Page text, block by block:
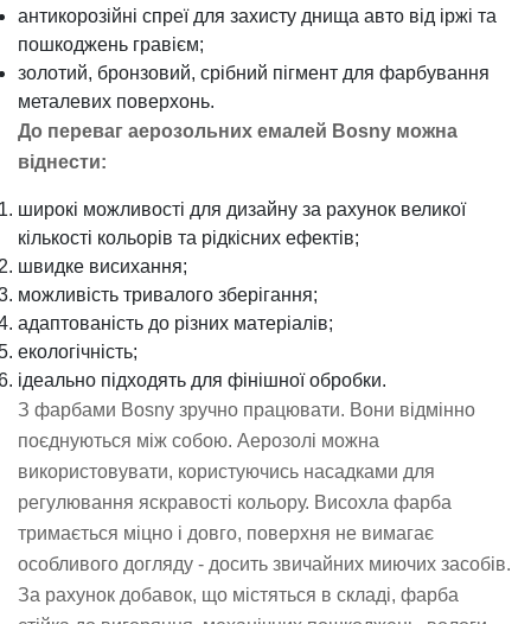
антикорозійні спреї для захисту днища авто від іржі та
пошкоджень гравієм;
золотий, бронзовий, срібний пігмент для фарбування
металевих поверхонь.
До переваг аерозольних емалей Bosny можна
віднести:
широкі можливості для дизайну за рахунок великої
кількості кольорів та рідкісних ефектів;
швидке висихання;
можливість тривалого зберігання;
адаптованість до різних матеріалів;
екологічність;
ідеально підходять для фінішної обробки.
З фарбами Bosny зручно працювати. Вони відмінно
поєднуються між собою. Аерозолі можна
використовувати, користуючись насадками для
регулювання яскравості кольору. Висохла фарба
тримається міцно і довго, поверхня не вимагає
особливого догляду - досить звичайних миючих засобів.
За рахунок добавок, що містяться в складі, фарба